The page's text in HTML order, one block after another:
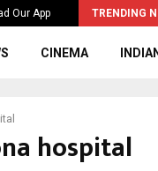
Our App TRENDING
CINEMA
hospital